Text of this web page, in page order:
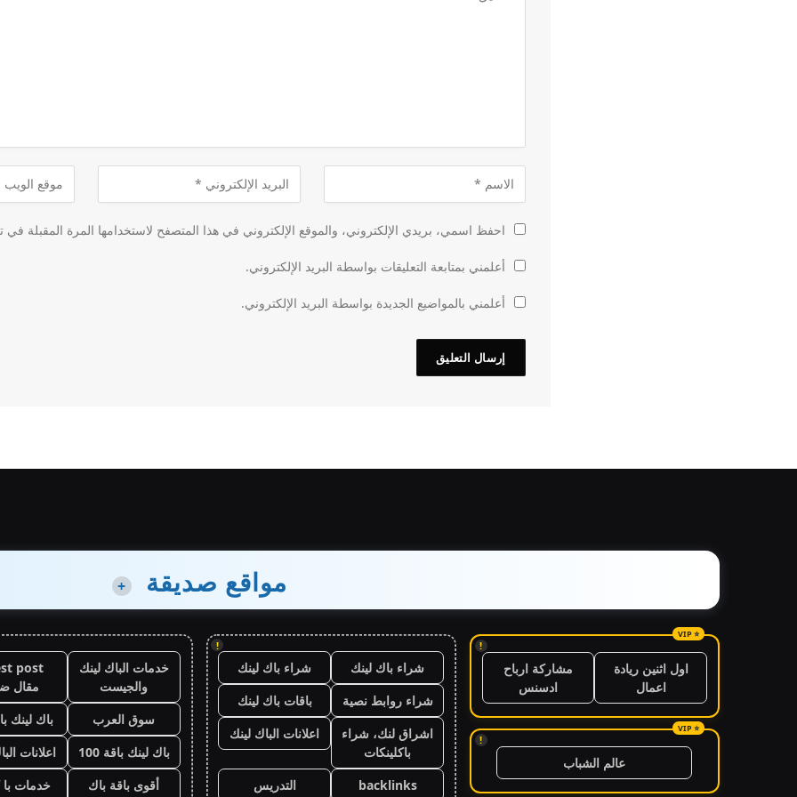
احفظ اسمي، بريدي الإلكتروني، والموقع الإلكتروني في هذا المتصفح لاستخدامها المرة المقبلة في
أعلمني بمتابعة التعليقات بواسطة البريد الإلكتروني.
أعلمني بالمواضيع الجديدة بواسطة البريد الإلكتروني.
مواقع صديقة +
!
اول اثنين ريادة
اعمال
مشاركة ارباح
ادسنس
!
عالم الشباب
!
شراء باك لينك
شراء باك لينك
شراء روابط نصية
باقات باك لينك
اشراق لنك، شراء
باكلينكات
اعلانات الباك لينك
backlinks التدريس
خدمات الباك لينك
والجيست
post
مقال
سوق العرب
باك لينك
باك لينك باقة 100
اعلانات
أقوى باقة باك
خدمات با